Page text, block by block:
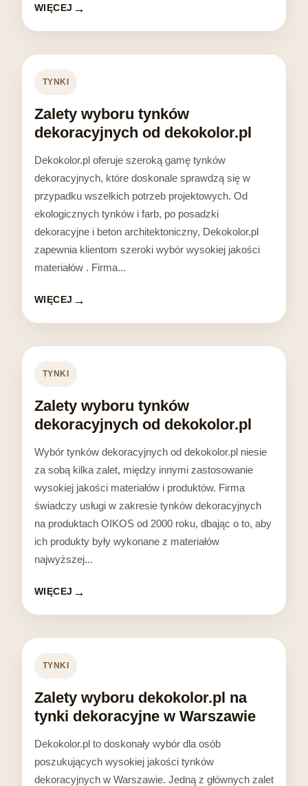
WIĘCEJ
TYNKI
Zalety wyboru tynków
dekoracyjnych od dekokolor.pl
Dekokolor.pl oferuje szeroką gamę tynków
dekoracyjnych, które doskonale sprawdzą się w
przypadku wszelkich potrzeb projektowych. Od
ekologicznych tynków i farb, po posadzki
dekoracyjne i beton architektoniczny, Dekokolor.pl
zapewnia klientom szeroki wybór wysokiej jakości
materiałów . Firma...
WIĘCEJ
TYNKI
Zalety wyboru tynków
dekoracyjnych od dekokolor.pl
Wybór tynków dekoracyjnych od dekokolor.pl niesie
za sobą kilka zalet, między innymi zastosowanie
wysokiej jakości materiałów i produktów. Firma
świadczy usługi w zakresie tynków dekoracyjnych
na produktach OIKOS od 2000 roku, dbając o to, aby
ich produkty były wykonane z materiałów
najwyższej...
WIĘCEJ
TYNKI
Zalety wyboru dekokolor.pl na
tynki dekoracyjne w Warszawie
Dekokolor.pl to doskonały wybór dla osób
poszukujących wysokiej jakości tynków
dekoracyjnych w Warszawie. Jedną z głównych zalet